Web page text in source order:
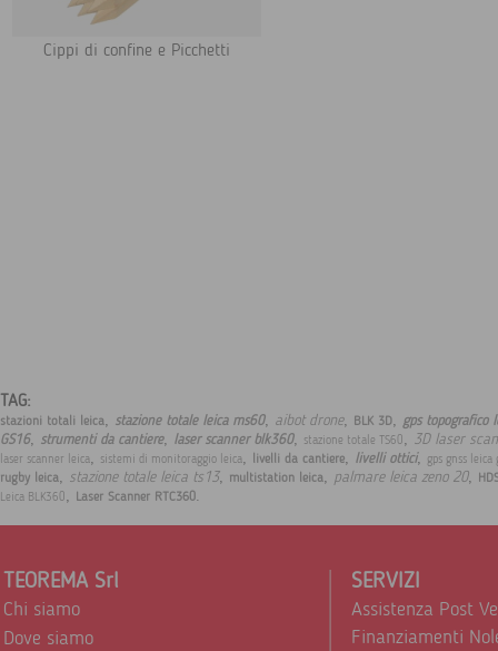
Cippi di confine e Picchetti
TAG:
stazioni totali leica, stazione totale leica ms60, aibot drone, BLK 3D, gps topografico
GS16, strumenti da cantiere, laser scanner blk360, stazione totale TS60, 3D laser
laser scanner leica, sistemi di monitoraggio leica, livelli da cantiere, livelli ottici, gps gnss leica
rugby leica, stazione totale leica ts13, multistation leica, palmare leica zeno 20,
Leica BLK360, Laser Scanner RTC360.
TEOREMA Srl
Chi siamo
Dove siamo
SERVIZI
Assistenza Post
Finanziamenti